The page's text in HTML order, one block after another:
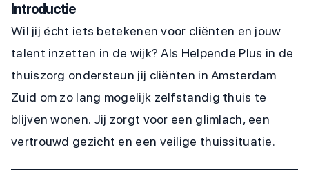
Introductie
Wil jij écht iets betekenen voor cliënten en jouw
talent inzetten in de wijk? Als Helpende Plus in de
thuiszorg ondersteun jij cliënten in Amsterdam
Zuid om zo lang mogelijk zelfstandig thuis te
blijven wonen. Jij zorgt voor een glimlach, een
vertrouwd gezicht en een veilige thuissituatie.